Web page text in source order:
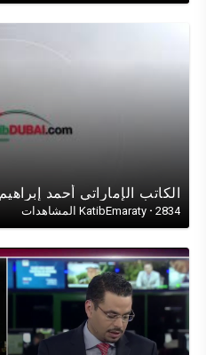
KatibEmaraty · 2834 المشاهدات